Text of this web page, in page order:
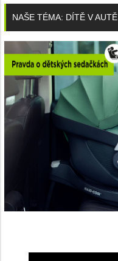
NAŠE TÉMA: DÍTĚ V AUTĚ